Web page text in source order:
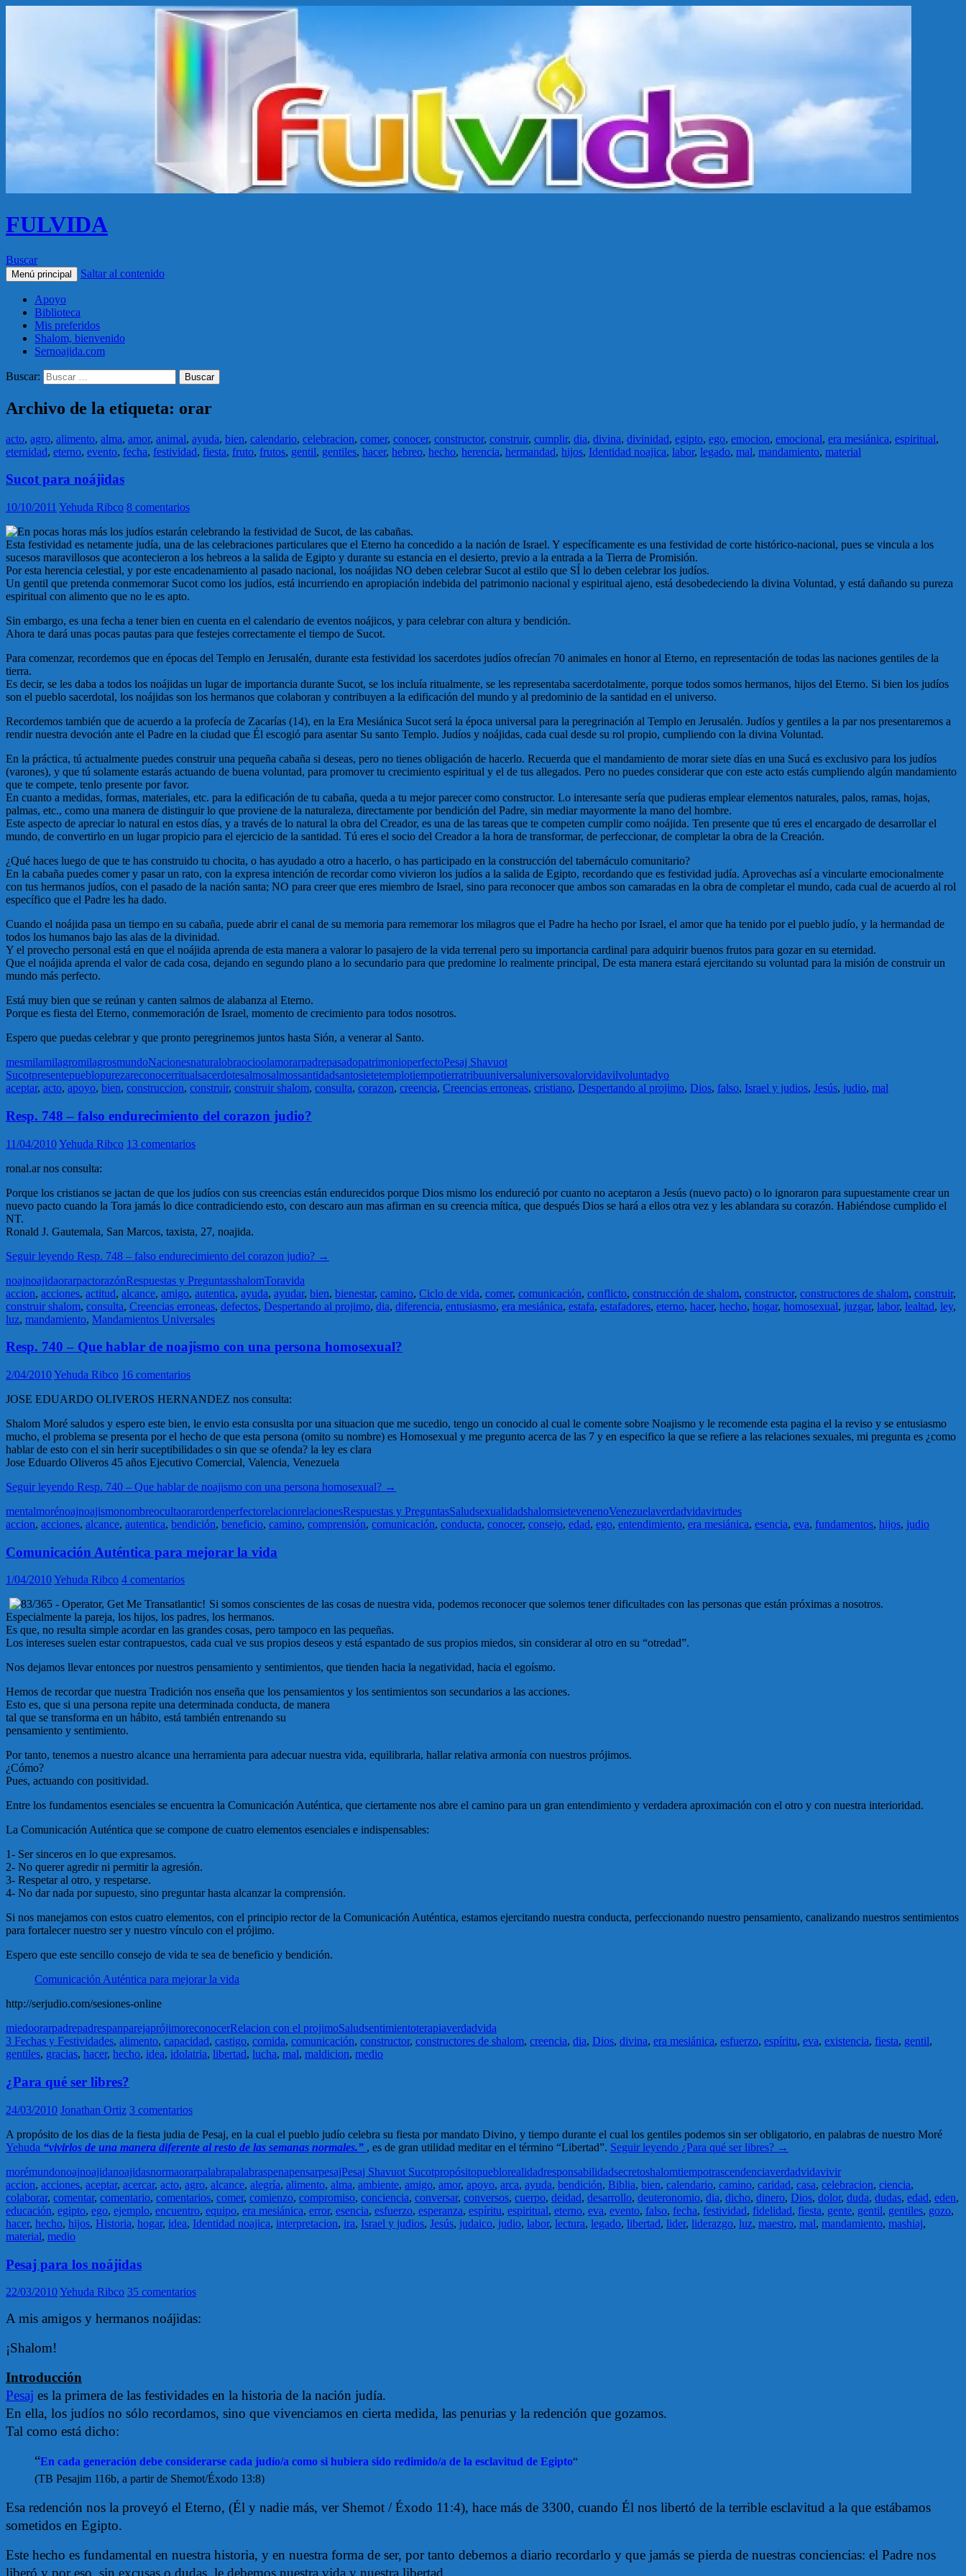
FULVIDA
Buscar
Menú principal Saltar al contenido
Apoyo
Biblioteca
Mis preferidos
Shalom, bienvenido
Sernoajida.com
Buscar:
Archivo de la etiqueta: orar
acto, agro, alimento, alma, amor, animal, ayuda, bien, calendario, celebracion, comer, conocer, constructor, construir, cumplir, dia, divina, divinidad, egipto, ego, emocion, emocional, era mesiánica, espiritual,
eternidad, eterno, evento, fecha, festividad, fiesta, fruto, frutos, gentil, gentiles, hacer, hebreo, hecho, herencia, hermandad, hijos, Identidad noajica, labor, legado, mal, mandamiento, material
Sucot para noájidas
10/10/2011 Yehuda Ribco 8 comentarios
En pocas horas más los judíos estarán celebrando la festividad de Sucot, de las cabañas.
Esta festividad es netamente judía, una de las celebraciones particulares que el Eterno ha concedido a la nación de Israel. Y específicamente es una festividad de corte histórico-nacional, pues se vincula a los
sucesos maravillosos que acontecieron a los hebreos a la salida de Egipto y durante su estancia en el desierto, previo a la entrada a la Tierra de Promisión.
Por esta herencia celestial, y por este encadenamiento al pasado nacional, los noájidas NO deben celebrar Sucot al estilo que SÍ lo deben celebrar los judíos.
Un gentil que pretenda conmemorar Sucot como los judíos, está incurriendo en apropiación indebida del patrimonio nacional y espiritual ajeno, está desobedeciendo la divina Voluntad, y está dañando su pureza
espiritual con alimento que no le es apto.
Sin embargo, es una fecha a tener bien en cuenta en el calendario de eventos noájicos, y para celebrar con altura y bendición.
Ahora te dará unas pocas pautas para que festejes correctamente el tiempo de Sucot.
Para comenzar, recordemos que en épocas del Templo en Jerusalén, durante esta festividad los sacerdotes judíos ofrecían 70 animales en honor al Eterno, en representación de todas las naciones gentiles de la
tierra.
Es decir, se les daba a todos los noájidas un lugar de importancia durante Sucot, se los incluía ritualmente, se les representaba sacerdotalmente, porque todos somos hermanos, hijos del Eterno. Si bien los judíos
son el pueblo sacerdotal, los noájidas son los hermanos que colaboran y contribuyen a la edificación del mundo y al predominio de la santidad en el universo.
Recordemos también que de acuerdo a la profecía de Zacarías (14), en la Era Mesiánica Sucot será la época universal para la peregrinación al Templo en Jerusalén. Judíos y gentiles a la par nos presentaremos a
rendir nuestra devoción ante el Padre en la ciudad que Él escogió para asentar Su santo Templo. Judíos y noájidas, cada cual desde su rol propio, cumpliendo con la divina Voluntad.
En la práctica, tú actualmente puedes construir una pequeña cabaña si deseas, pero no tienes obligación de hacerlo. Recuerda que el mandamiento de morar siete días en una Sucá es exclusivo para los judíos
(varones), y que tú solamente estarás actuando de buena voluntad, para promover tu crecimiento espiritual y el de tus allegados. Pero no puedes considerar que con este acto estás cumpliendo algún mandamiento
que te compete, tenlo presente por favor.
En cuanto a medidas, formas, materiales, etc. para la edificación de tu cabaña, queda a tu mejor parecer como constructor. Lo interesante sería que pudieras emplear elementos naturales, palos, ramas, hojas,
palmas, etc., como una manera de distinguir lo que proviene de la naturaleza, directamente por bendición del Padre, sin mediar mayormente la mano del hombre.
Este aspecto de apreciar lo natural en estos días, y a través de lo natural la obra del Creador, es una de las tareas que te competen cumplir como noájida. Ten presente que tú eres el encargado de desarrollar el
mundo, de convertirlo en un lugar propicio para el ejercicio de la santidad. Tú eres el socio del Creador a la hora de transformar, de perfeccionar, de completar la obra de la Creación.
¿Qué haces luego de que te has construido tu chocita, o has ayudado a otro a hacerlo, o has participado en la construcción del tabernáculo comunitario?
En la cabaña puedes comer y pasar un rato, con la expresa intención de recordar como vivieron los judíos a la salida de Egipto, recordando que es festividad judía. Aprovechas así a vincularte emocionalmente
con tus hermanos judíos, con el pasado de la nación santa; NO para creer que eres miembro de Israel, sino para reconocer que ambos son camaradas en la obra de completar el mundo, cada cual de acuerdo al rol
específico que el Padre les ha dado.
Cuando el noájida pasa un tiempo en su cabaña, puede abrir el canal de su memoria para rememorar los milagros que el Padre ha hecho por Israel, el amor que ha tenido por el pueblo judío, y la hermandad de
todos los humanos bajo las alas de la divinidad.
Y el provecho personal está en que el noájida aprenda de esta manera a valorar lo pasajero de la vida terrenal pero su importancia cardinal para adquirir buenos frutos para gozar en su eternidad.
Que el noájida aprenda el valor de cada cosa, dejando en segundo plano a lo secundario para que predomine lo realmente principal, De esta manera estará ejercitando su voluntad para la misión de construir un
mundo más perfecto.
Está muy bien que se reúnan y canten salmos de alabanza al Eterno.
Porque es fiesta del Eterno, conmemoración de Israel, momento de crecimiento para todos nosotros.
Espero que puedas celebrar y que pronto peregrinemos juntos hasta Sión, a venerar al Santo.
mesmilamilagromilagrosmundoNacionesnaturalobraocioolamorarpadrepasadopatrimonioperfectoPesaj Shavuot
Sucotpresentepueblopurezareconocerritualsacerdotesalmosalmossantidadsantosietetemplotiempotierratribuuniversaluniversovalorvidavilvoluntadyo
aceptar, acto, apoyo, bien, construccion, construir, construir shalom, consulta, corazon, creencia, Creencias erroneas, cristiano, Despertando al projimo, Dios, falso, Israel y judios, Jesús, judio, mal
Resp. 748 – falso endurecimiento del corazon judio?
11/04/2010Yehuda Ribco 13 comentarios
ronal.ar nos consulta:
Porque los cristianos se jactan de que los judíos con sus creencias están endurecidos porque Dios mismo los endureció por cuanto no aceptaron a Jesús (nuevo pacto) o lo ignoraron para supuestamente crear un
nuevo pacto cuando la Tora jamás lo dice contradiciendo esto, con descaro aun mas afirman en su creencia mítica, que después Dios se hará a ellos otra vez y les ablandara su corazón. Habiéndose cumplido el
NT.
Ronald J. Gautemala, San Marcos, taxista, 27, noajida.
Seguir leyendo Resp. 748 – falso endurecimiento del corazon judio? →
noajnoajidaorarpactorazónRespuestas y PreguntasshalomToravida
accion, acciones, actitud, alcance, amigo, autentica, ayuda, ayudar, bien, bienestar, camino, Ciclo de vida, comer, comunicación, conflicto, construcción de shalom, constructor, constructores de shalom, construir,
construir shalom, consulta, Creencias erroneas, defectos, Despertando al projimo, dia, diferencia, entusiasmo, era mesiánica, estafa, estafadores, eterno, hacer, hecho, hogar, homosexual, juzgar, labor, lealtad, ley,
luz, mandamiento, Mandamientos Universales
Resp. 740 – Que hablar de noajismo con una persona homosexual?
2/04/2010Yehuda Ribco 16 comentarios
JOSE EDUARDO OLIVEROS HERNANDEZ nos consulta:
Shalom Moré saludos y espero este bien, le envio esta consuslta por una situacion que me sucedio, tengo un conocido al cual le comente sobre Noajismo y le recomende esta pagina el la reviso y se entusiasmo
mucho, el problema se presenta por el hecho de que esta persona (omito su nombre) es Homosexual y me pregunto acerca de las 7 y en especifico la que se refiere a las relaciones sexuales, mi pregunta es ¿como
hablar de esto con el sin herir suceptibilidades o sin que se ofenda? la ley es clara
Jose Eduardo Oliveros 45 años Ejecutivo Comercial, Valencia, Venezuela
Seguir leyendo Resp. 740 – Que hablar de noajismo con una persona homosexual? →
mentalmorénoajnoajismonombreocultaorarordenperfectorelacionrelacionesRespuestas y PreguntasSaludsexualidadshalomsietevenenoVenezuelaverdadvidavirtudes
accion, acciones, alcance, autentica, bendición, beneficio, camino, comprensión, comunicación, conducta, conocer, consejo, edad, ego, entendimiento, era mesiánica, esencia, eva, fundamentos, hijos, judio
Comunicación Auténtica para mejorar la vida
1/04/2010Yehuda Ribco 4 comentarios
Si somos conscientes de las cosas de nuestra vida, podemos reconocer que solemos tener dificultades con las personas que están próximas a nosotros.
Especialmente la pareja, los hijos, los padres, los hermanos.
Es que, no resulta simple acordar en las grandes cosas, pero tampoco en las pequeñas.
Los intereses suelen estar contrapuestos, cada cual ve sus propios deseos y está espantado de sus propios miedos, sin considerar al otro en su “otredad”.
Nos dejamos llevar entonces por nuestros pensamiento y sentimientos, que tienden hacia la negatividad, hacia el egoísmo.
Hemos de recordar que nuestra Tradición nos enseña que los pensamientos y los sentimientos son secundarios a las acciones.
Esto es, que si una persona repite una determinada conducta, de manera
tal que se transforma en un hábito, está también entrenando su
pensamiento y sentimiento.
Por tanto, tenemos a nuestro alcance una herramienta para adecuar nuestra vida, equilibrarla, hallar relativa armonía con nuestros prójimos.
¿Cómo?
Pues, actuando con positividad.
Entre los fundamentos esenciales se encuentra la Comunicación Auténtica, que ciertamente nos abre el camino para un gran entendimiento y verdadera aproximación con el otro y con nuestra interioridad.
La Comunicación Auténtica que se compone de cuatro elementos esenciales e indispensables:
1- Ser sinceros en lo que expresamos.
2- No querer agredir ni permitir la agresión.
3- Respetar al otro, y respetarse.
4- No dar nada por supuesto, sino preguntar hasta alcanzar la comprensión.
Si nos manejamos con estos cuatro elementos, con el principio rector de la Comunicación Auténtica, estamos ejercitando nuestra conducta, perfeccionando nuestro pensamiento, canalizando nuestros sentimientos
para fortalecer nuestro ser y nuestro vínculo con el prójimo.
Espero que este sencillo consejo de vida te sea de beneficio y bendición.
Comunicación Auténtica para mejorar la vida
http://serjudio.com/sesiones-online
miedoorarpadrepadrespanparejaprójimoreconocerRelacion con el projimoSaludsentimientoterapiaverdadvida
3 Fechas y Festividades, alimento, capacidad, castigo, comida, comunicación, constructor, constructores de shalom, creencia, dia, Dios, divina, era mesiánica, esfuerzo, espíritu, eva, existencia, fiesta, gentil,
gentiles, gracias, hacer, hecho, idea, idolatria, libertad, lucha, mal, maldicion, medio
¿Para qué ser libres?
24/03/2010 Jonathan Ortiz 3 comentarios
A propósito de los dias de la fiesta judia de Pesaj, en la cual el pueblo judío celebra su fiesta por mandato Divino, y tiempo durante el cual los gentiles podemos sin ser obligatorio, en palabras de nuestro Moré
Yehuda “vivirlos de una manera diferente al resto de las semanas normales.” , es de gran utilidad meditar en el término “Libertad”. Seguir leyendo ¿Para qué ser libres? →
morémundonoajnoajidanoajidasnormaorarpalabrapalabraspenapensarpesajPesaj Shavuot Sucotpropósitopueblorealidadresponsabilidadsecretoshalomtiempotrascendenciaverdadvidavivir
accion, acciones, aceptar, acercar, acto, agro, alcance, alegría, alimento, alma, ambiente, amigo, amor, apoyo, arca, ayuda, bendición, Biblia, bien, calendario, camino, caridad, casa, celebracion, ciencia,
colaborar, comentar, comentario, comentarios, comer, comienzo, compromiso, conciencia, conversar, conversos, cuerpo, deidad, desarrollo, deuteronomio, dia, dicho, dinero, Dios, dolor, duda, dudas, edad, eden,
educación, egipto, ego, ejemplo, encuentro, equipo, era mesiánica, error, esencia, esfuerzo, esperanza, espíritu, espiritual, eterno, eva, evento, falso, fecha, festividad, fidelidad, fiesta, gente, gentil, gentiles, gozo,
hacer, hecho, hijos, Historia, hogar, idea, Identidad noajica, interpretacion, ira, Israel y judios, Jesús, judaico, judio, labor, lectura, legado, libertad, lider, liderazgo, luz, maestro, mal, mandamiento, mashiaj,
material, medio
Pesaj para los noájidas
22/03/2010Yehuda Ribco 35 comentarios
A mis amigos y hermanos noájidas:
¡Shalom!
Introducción
Pesaj es la primera de las festividades en la historia de la nación judía.
En ella, los judíos no sólo recordamos, sino que vivenciamos en cierta medida, las penurias y la redención que gozamos.
Tal como está dicho:
“En cada generación debe considerarse cada judío/a como si hubiera sido redimido/a de la esclavitud de Egipto“
(TB Pesajim 116b, a partir de Shemot/Éxodo 13:8)
Esa redención nos la proveyó el Eterno, (Él y nadie más, ver Shemot / Éxodo 11:4), hace más de 3300, cuando Él nos libertó de la terrible esclavitud a la que estábamos
sometidos en Egipto.
Este hecho es fundamental en nuestra historia, y en nuestra forma de ser, por tanto debemos a diario recordarlo y que jamás se pierda de nuestras conciencias: el Padre nos